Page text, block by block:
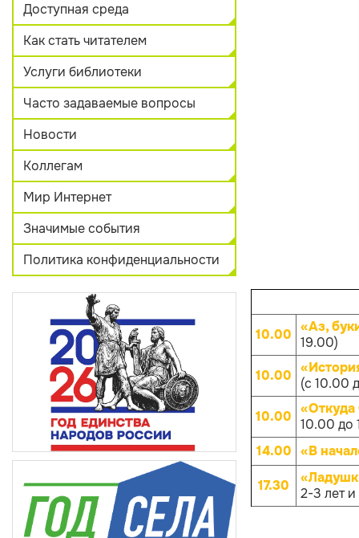
Доступная среда
Как стать читателем
Услуги библиотеки
Часто задаваемые вопросы
Новости
Коллегам
Мир Интернет
Значимые события
Политика конфиденциальности
10.00 «Аз,
19.00)
10.00
(с 10.00
10.00 10.00 до
14.00 «В
17.30
2-3 лет